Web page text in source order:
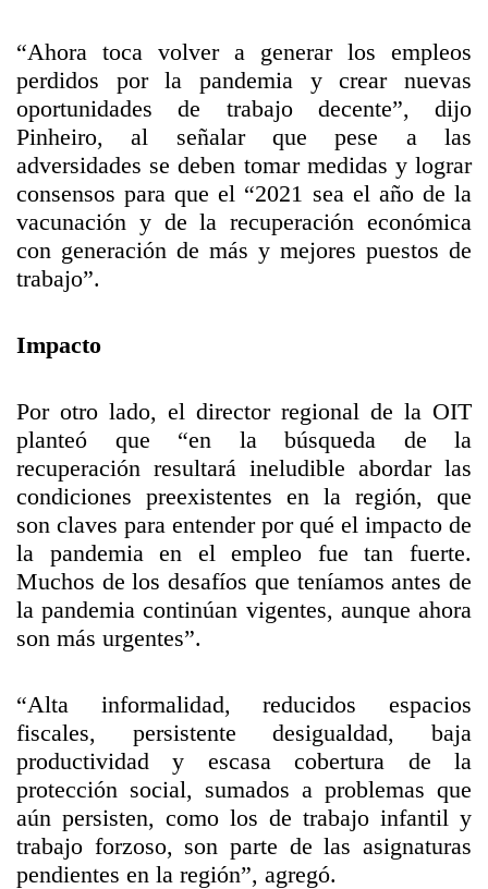
“Ahora toca volver a generar los empleos
perdidos por la pandemia y crear nuevas
oportunidades de trabajo decente”, dijo
Pinheiro, al señalar que pese a las
adversidades se deben tomar medidas y lograr
consensos para que el “2021 sea el año de la
vacunación y de la recuperación económica
con generación de más y mejores puestos de
trabajo”.
Impacto
Por otro lado, el director regional de la OIT
planteó que “en la búsqueda de la
recuperación resultará ineludible abordar las
condiciones preexistentes en la región, que
son claves para entender por qué el impacto de
la pandemia en el empleo fue tan fuerte.
Muchos de los desafíos que teníamos antes de
la pandemia continúan vigentes, aunque ahora
son más urgentes”.
“Alta informalidad, reducidos espacios
fiscales, persistente desigualdad, baja
productividad y escasa cobertura de la
protección social, sumados a problemas que
aún persisten, como los de trabajo infantil y
trabajo forzoso, son parte de las asignaturas
pendientes en la región”, agregó.